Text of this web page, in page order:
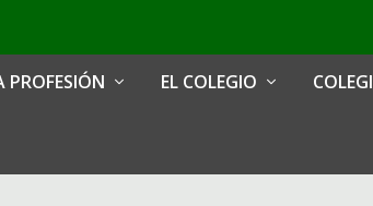
PROFESIÓN EL COLEGIO